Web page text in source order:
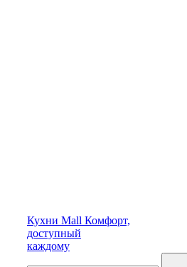
Кухни Mall Комфорт,
доступный
каждому